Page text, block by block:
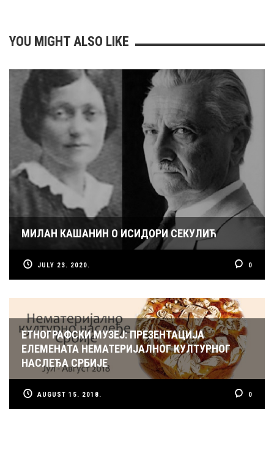
YOU MIGHT ALSO LIKE
МИЛАН КАШАНИН О ИСИДОРИ СЕКУЛИЋ
JULY 23. 2020. 0
ЕТНОГРАФСКИ МУЗЕЈ: ПРЕЗЕНТАЦИЈА
ЕЛЕМЕНАТА НЕМАТЕРИЈАЛНОГ КУЛТУРНОГ
НАСЛЕЂА СРБИЈЕ
AUGUST 15. 2018. 0